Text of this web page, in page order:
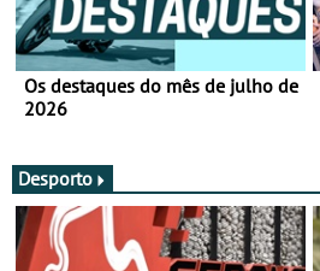
Os destaques do mês de julho de
2026
Desporto